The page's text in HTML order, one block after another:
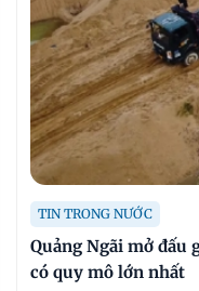
TIN TRONG NƯỚC
Quảng Ngãi mở đấu
có quy mô lớn nhất